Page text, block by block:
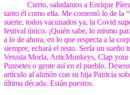
Cierto, saludamos a Enrique Pírez;
tanto él como ella. Me comentó lo de la
suerte, todos vacunados ya, la Covid
festival único. ¡Quién sabe, lo mismo
a lo de ahora, en lo que respecta a la
siempre, echará el resto. Sería un sueño
Vetusta Morla, ArticMonkeys, Clap your
Punsetes o gente así en el pueblo.
artículo al alimón con su hija Patricia
última década. Están puestos.